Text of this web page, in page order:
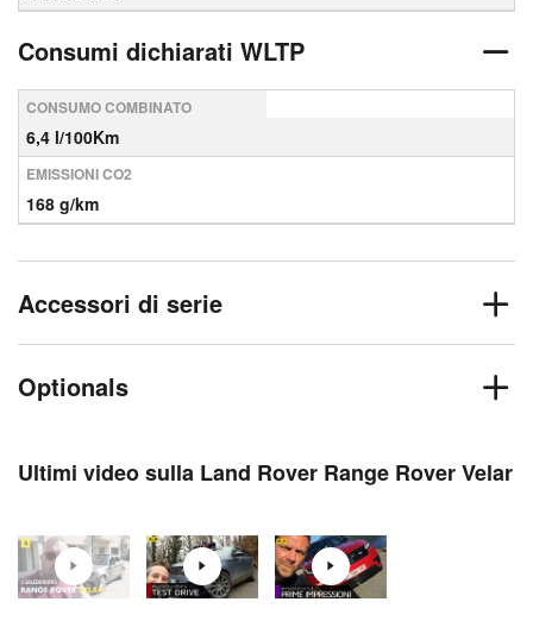
Consumi dichiarati WLTP
CONSUMO COMBINATO
6,4 l/100Km
EMISSIONI CO2
168 g/km
Accessori di serie
Optionals
Ultimi video sulla Land Rover Range Rover Velar